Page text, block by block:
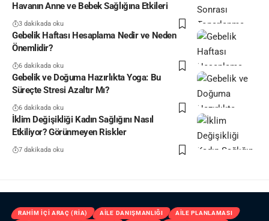
Havanın Anne ve Bebek Sağlığına Etkileri
3 dakikada oku
Gebelik Haftası Hesaplama Nedir ve Neden
Önemlidir?
6 dakikada oku
Gebelik ve Doğuma Hazırlıkta Yoga: Bu
Süreçte Stresi Azaltır Mı?
6 dakikada oku
İklim Değişikliği Kadın Sağlığını Nasıl
Etkiliyor? Görünmeyen Riskler
7 dakikada oku
RAHIM İÇI ARAÇ (RİA) AILE DANIŞMANLIĞI
AILE PLANLAMASI